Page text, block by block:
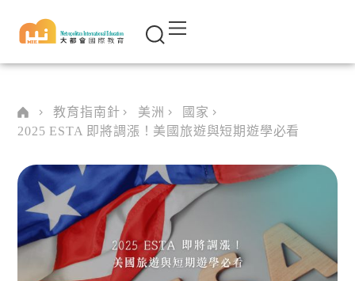
教育指南針 美洲
國家
2025 ESTA 即將調漲！美國旅遊與短期遊學必看